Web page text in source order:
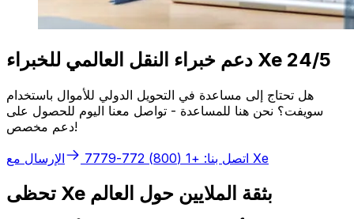
دعم خبراء النقل العالمي للخبراء Xe 24/5
هل تحتاج إلى مساعدة في التحويل الدولي للأموال باستخدام
سويفت؟ نحن هنا للمساعدة - تواصل معنا اليوم للحصول على
دعم مخصص!
اتصل بنا: +1 (800) 772-7779 الإرسال مع Xe
تحظى Xe بثقة الملايين حول العالم